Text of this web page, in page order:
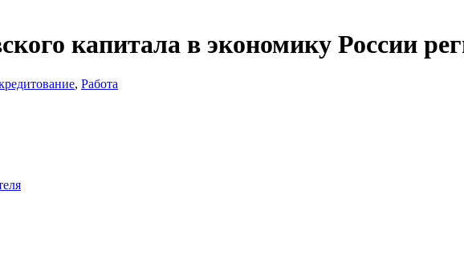
капитала в экономику России
, Работа